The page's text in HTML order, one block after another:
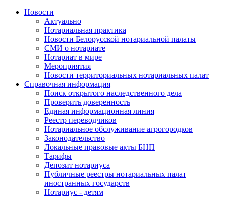
Новости
Актуально
Нотариальная практика
Новости Белорусской нотариальной палаты
СМИ о нотариате
Нотариат в мире
Мероприятия
Новости территориальных нотариальных палат
Справочная информация
Поиск открытого наследственного дела
Проверить доверенность
Единая информационная линия
Реестр переводчиков
Нотариальное обслуживание агрогородков
Законодательство
Локальные правовые акты БНП
Тарифы
Депозит нотариуса
Публичные реестры нотариальных палат
иностранных государств
Нотариус - детям